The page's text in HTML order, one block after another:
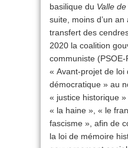
basilique du Valle
suite, moins d’un
transfert des
2020 la coalition
communiste
« Avant-projet de loi
démocratique » au
« justice historique
« la haine », « le
fascisme », afin de
la loi de mémoire